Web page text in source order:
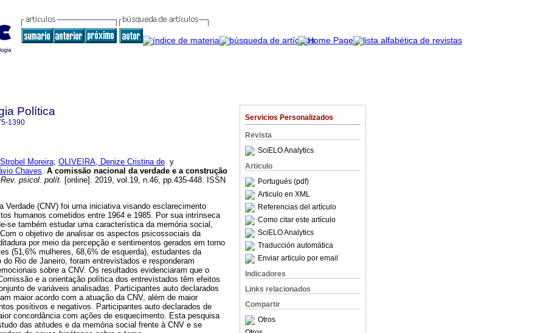
Servicios Personalizados
Revista
SciELO Analytics
Articulo
Portugués (pdf)
Articulo en XML
Referencias del artículo
Como citar este artículo
SciELO Analytics
Traducción automática
Enviar articulo por email
Indicadores
Links relacionados
Compartir
Otros
Política
1390
Moreira; OLIVEIRA, Denize Cristina de y
Chaves. A comissão nacional da verdade e a construção
Rev. psicol. polít. [online]. 2019, vol.19, n.46, pp.435-448. ISSN
Verdade (CNV) foi uma iniciativa visando esclarecimento
humanos cometidos entre 1964 e 1985. Por sua intrínseca
se também estudar uma característica da memória social,
o objetivo de analisar os aspectos psicossociais da
por meio da percepção e sentimentos gerados em torno
(51,6% mulheres, 68,6% de esquerda), estudantes da
do Rio de Janeiro, foram entrevistados e responderam
sobre a CNV. Os resultados evidenciaram que o
e a orientação política dos entrevistados têm efeitos
de variáveis analisadas. Participantes auto declarados
maior acordo com a atuação da CNV, além de maior
positivos e negativos. Participantes auto declarados de
concordância com ações de esquecimento. Esta pesquisa
das atitudes e da memória social frente à CNV e se